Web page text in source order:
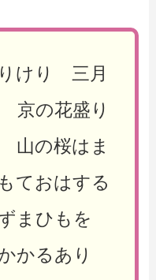
けり 三月
京の花盛り
山の桜はま
ておはする
まひもを
かるあり